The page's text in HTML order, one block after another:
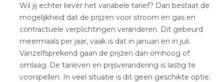
Wil jij echter liever het variabele tarief? Dan bestaat de
mogelijkheid dat de prijzen voor stroom en gas en
contractuele verplichtingen veranderen. Dit gebeurd
meermaals per jaar, vaak is dat in januari en in juli.
Vanzelfsprekend gaan de prijzen dan omhoog of
omlaag. De tarieven en prijsverandering is lastig te
voorspellen. In veel situatie is dit geen geschikte optie.